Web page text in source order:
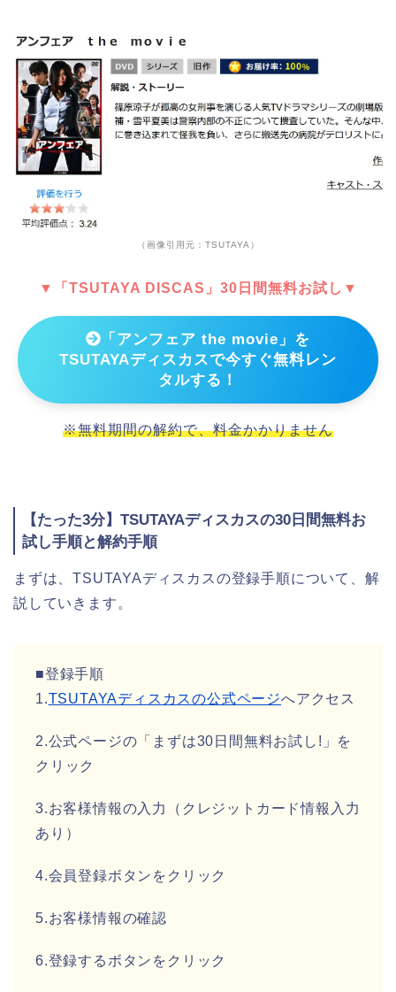
（画像引用元：TSUTAYA）
▼「TSUTAYA DISCAS」30日間無料お試し▼
「アンフェア the movie」を
TSUTAYAディスカスで今すぐ無料レン
タルする！
※無料期間の解約で、料金かかりません
【たった3分】TSUTAYAディスカスの30日間無料お
試し手順と解約手順
まずは、TSUTAYAディスカスの登録手順について、解
説していきます。
■登録手順
1.TSUTAYAディスカスの公式ページへアクセス
2.公式ページの「まずは30日間無料お試し!」を
クリック
3.お客様情報の入力（クレジットカード情報入力
あり）
4.会員登録ボタンをクリック
5.お客様情報の確認
6.登録するボタンをクリック